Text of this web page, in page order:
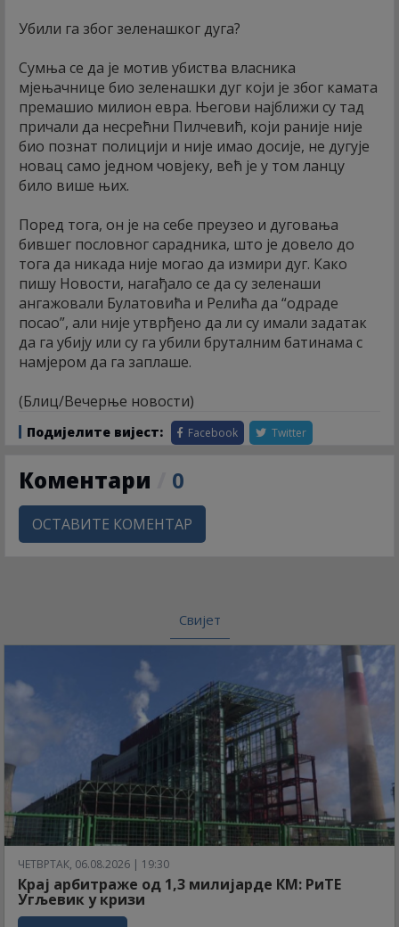
Убили га због зеленашког дуга?
Сумња се да је мотив убиства власника
мјењачнице био зеленашки дуг који је због камата
премашио милион евра. Његови најближи су тад
причали да несрећни Пилчевић, који раније није
био познат полицији и није имао досије, не дугује
новац само једном човјеку, већ је у том ланцу
било више њих.
Поред тога, он је на себе преузео и дуговања
бившег пословног сарадника, што је довело до
тога да никада није могао да измири дуг. Како
пишу Новости, нагађало се да су зеленаши
ангажовали Булатовића и Релића да “одраде
посао”, али није утврђено да ли су имали задатак
да га убију или су га убили бруталним батинама с
намјером да га заплаше.
(Блиц/Вечерње новости)
Подијелите вијест: Facebook Twitter
Коментари 0
ОСТАВИТЕ КОМЕНТАР
Свијет
ЧЕТВРТАК, 06.08.2026 | 19:30
Крај арбитраже од 1,3 милијарде КМ: РиТЕ
Угљевик у кризи